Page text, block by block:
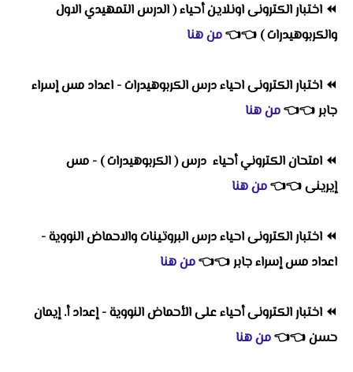
⏪ اختبار الكترونى اونلاين أحياء ( الدرس التمهيدي الاول
والكربوهيدرات ) 👈
👈من هنا
⏪ اختبار الكترونى احياء درس الكربوهيدرات - اعداد مس إسراء
جابر👈
👈من هنا
⏪ امتحان الكتروني أحياء درس ( الكربوهيدرات ) - مس
إيرينى👈
👈من هنا
⏪ اختبار الكترونى احياء درس البروتينات والاحماض النووية -
اعداد مس إسراء جابر👈
👈من هنا
⏪ اختبار الكترونى أحياء على الأحماض النووية - إعداد أ. إيمان
حسن👈
👈من هنا